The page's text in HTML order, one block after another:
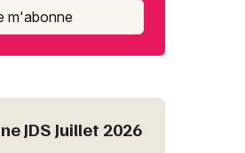
m'abonne
JDS Juillet 2026